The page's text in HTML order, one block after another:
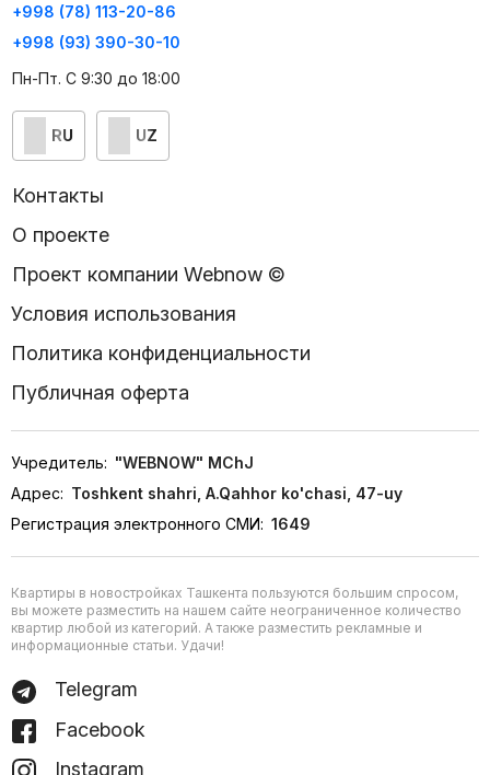
+998 (78) 113-20-86
+998 (93) 390-30-10
Пн-Пт. С 9:30 до 18:00
RU UZ
Контакты
О проекте
Проект компании Webnow ©
Условия использования
Политика конфиденциальности
Публичная оферта
Учредитель: "WEBNOW" MChJ
Адрес: Toshkent shahri, A.Qahhor ko'chasi, 47-uy
Регистрация электронного СМИ: 1649
Квартиры в новостройках Ташкента пользуются большим спросом,
вы можете разместить на нашем сайте неограниченное количество
квартир любой из категорий. А также разместить рекламные и
информационные статьи. Удачи!
Telegram
Facebook
Instagram